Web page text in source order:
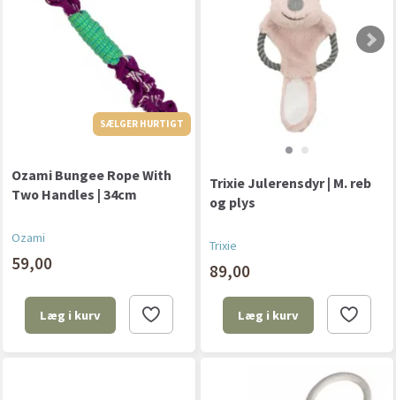
SÆLGER HURTIGT
Ozami Bungee Rope With
Two Handles | 34cm
Ozami
59,00
Læg i kurv
Trixie Julerensdyr | M. reb
og plys
Trixie
89,00
Læg i kurv